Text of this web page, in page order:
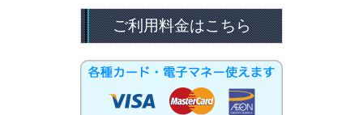
ご利用料金はこちら